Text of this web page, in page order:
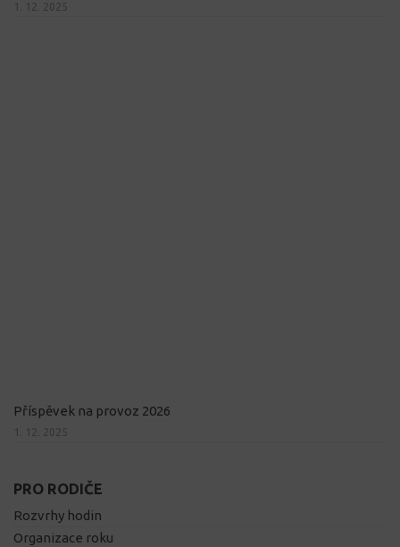
1. 12. 2025
Příspěvek na provoz 2026
1. 12. 2025
PRO RODIČE
Rozvrhy hodin
Organizace roku